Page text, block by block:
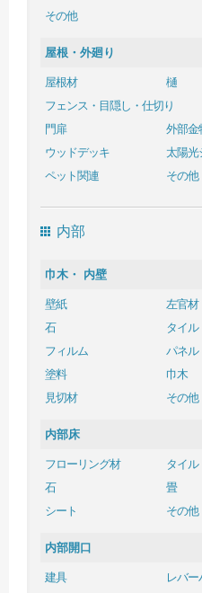
その他
屋根・外廻り
屋根材
樋
フェンス・目隠し・仕切り
門扉
外部金
ウッドデッキ
太陽光
ペット関連
その他
内部
巾木・ 内壁
壁紙
左官材
石
タイル
フィルム
パネル
塗料
巾木
見切材
その他
内部床
フローリング材
タイル
石
畳
シート
その他
内部開口
建具
レバ